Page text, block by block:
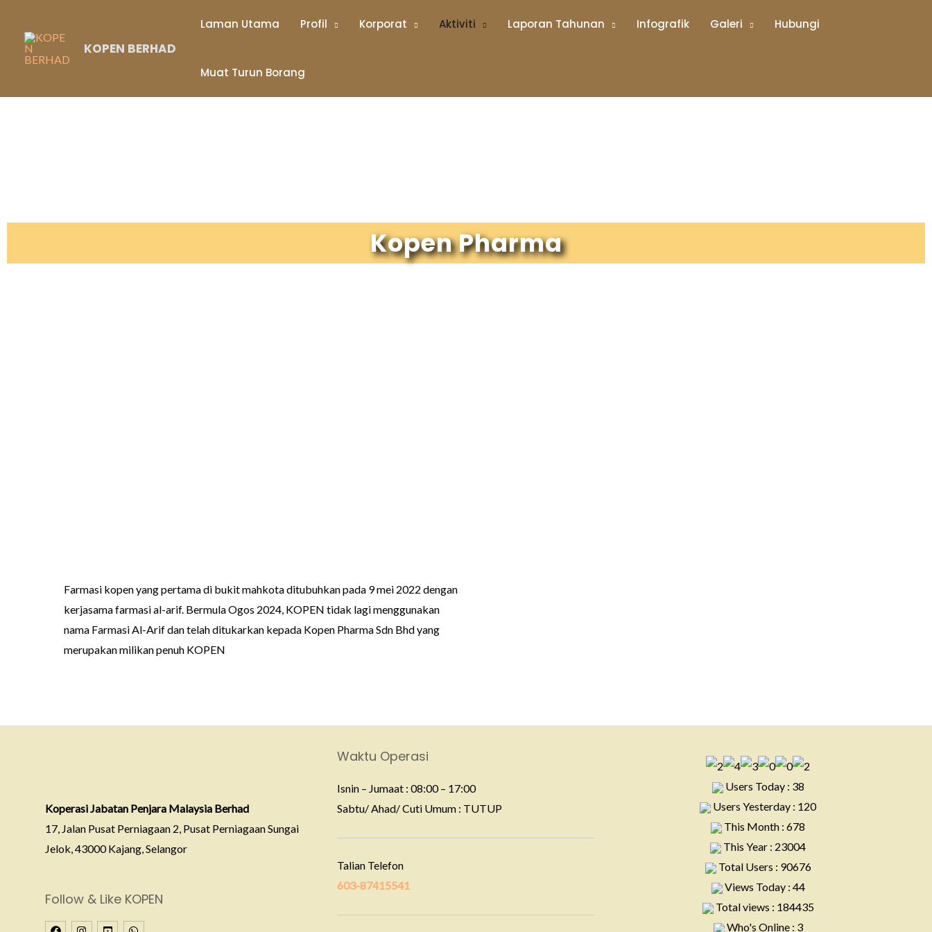
KOPEN BERHAD
Laman Utama Profil Korporat Aktiviti Laporan Tahunan Infografik Galeri Hubungi
Muat Turun Borang
Kopen Pharma
Farmasi kopen yang pertama di bukit mahkota ditubuhkan pada 9 mei 2022 dengan
kerjasama farmasi al-arif. Bermula Ogos 2024, KOPEN tidak lagi menggunakan
nama Farmasi Al-Arif dan telah ditukarkan kepada Kopen Pharma Sdn Bhd yang
merupakan milikan penuh KOPEN
Koperasi Jabatan Penjara Malaysia Berhad
17, Jalan Pusat Perniagaan 2, Pusat Perniagaan Sungai
Jelok, 43000 Kajang, Selangor
Follow & Like KOPEN
Waktu Operasi
Isnin – Jumaat : 08:00 – 17:00
Sabtu/ Ahad/ Cuti Umum : TUTUP
Talian Telefon
603-87415541
Users Today : 38
Users Yesterday : 120
This Month : 678
This Year : 23004
Total Users : 90676
Views Today : 44
Total views : 184435
Who's Online : 3